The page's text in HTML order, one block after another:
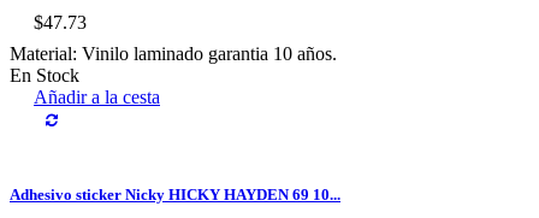
$47.73
Material: Vinilo laminado garantia 10 años.
En Stock
Añadir a la cesta
Adhesivo sticker Nicky HICKY HAYDEN 69 10...